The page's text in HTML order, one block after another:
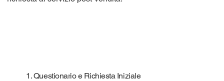
1. Questionario e Richiesta Iniziale